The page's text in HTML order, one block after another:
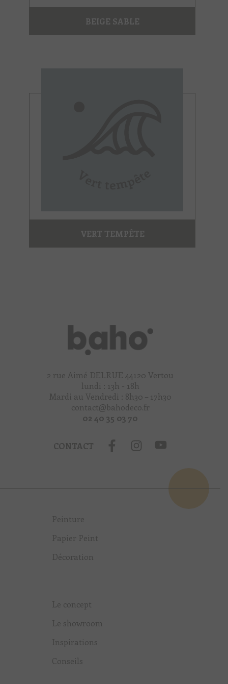
BEIGE SABLE
VERT TEMPÊTE
2 rue Aimé DELRUE 44120 Vertou
lundi : 13h - 18h
Mardi au Vendredi : 8h30 – 17h30
contact@bahodeco.fr
02 40 35 03 70
CONTACT
Peinture
Papier Peint
Décoration
Le concept
Le showroom
Inspirations
Conseils